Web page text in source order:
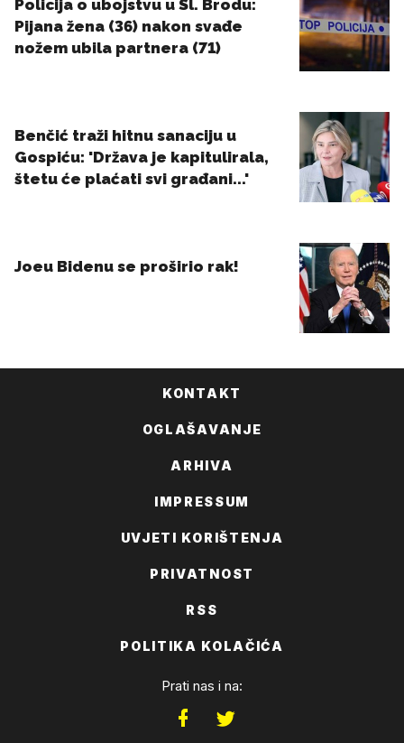
KONTAKT
OGLAŠAVANJE
ARHIVA
IMPRESSUM
UVJETI KORIŠTENJA
PRIVATNOST
RSS
POLITIKA KOLAČIĆA
Prati nas i na: